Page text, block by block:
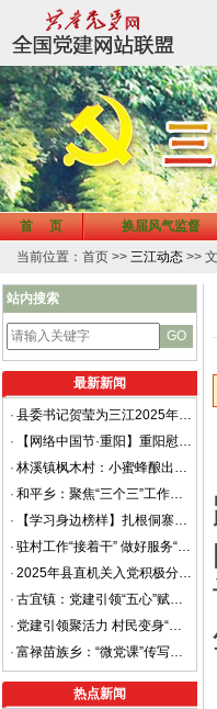
首 页 换届风气监督
当前位置：首页 >> 三江动态 >>
站内搜索
最新新闻
·
县委书记贺莹为三江2025年中青年干部培训班学员授课
·
【网络中国节·重阳】重阳慰问老干部 共话侗乡新发展
·
林溪镇枫木村：小蜜蜂酿出乡村振兴“甜蜜”路
·
和平乡：聚焦“三个三”工作法 共建和美新乡村
·
【学习身边榜样】扎根侗寨践初心 三措并举促振兴——记全区优秀驻村工作队员莫家梦
·
驻村工作“接着干” 做好服务“齐点赞” ——梅林乡梅林村驻村工作纪实
·
2025年县直机关入党积极分子和发展对象培训班开班
·
古宜镇：党建引领“五心”赋能 绘就乡村振兴新画卷
·
党建引领聚活力 村民变身“代言人”
·
富禄苗族乡：“微党课”传写作心经 强本领助乡村振兴
热点新闻